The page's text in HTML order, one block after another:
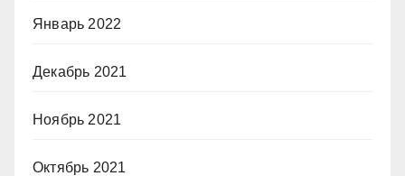
Январь 2022
Декабрь 2021
Ноябрь 2021
Октябрь 2021